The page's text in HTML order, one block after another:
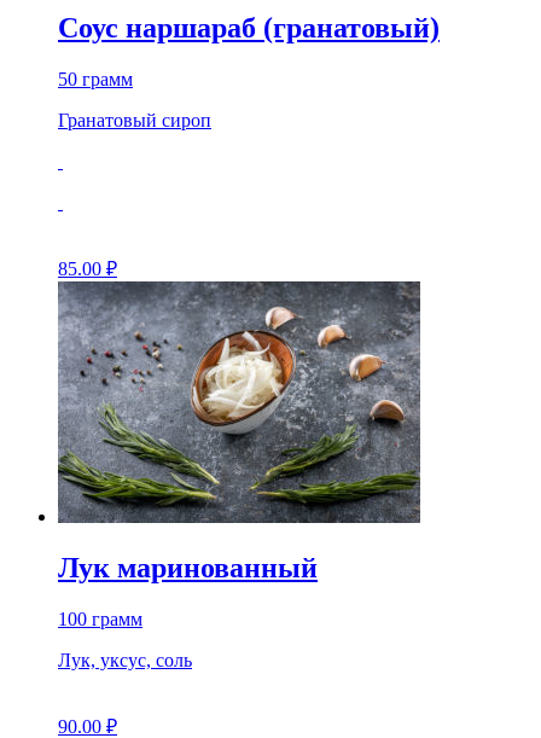
Соус наршараб (гранатовый)
50 грамм
Гранатовый сироп
85.00 ₽
Лук маринованный
100 грамм
Лук, уксус, соль
90.00 ₽